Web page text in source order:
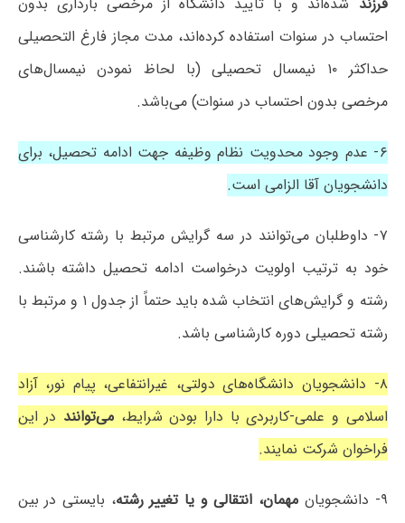
احتساب در سنوات استفاده کرده‌اند، مدت مجاز فارغ التحصیلی
حداکثر ۱۰ نیمسال تحصیلی (با لحاظ نمودن نیمسال‌های
مرخصی بدون احتساب در سنوات) می‌باشد.
۶- عدم وجود محدویت نظام وظیفه جهت ادامه تحصیل، برای
دانشجویان آقا الزامی است.
۷- داوطلبان می‌توانند در سه گرایش مرتبط با رشته کارشناسی
خود به ترتیب اولویت درخواست ادامه تحصیل داشته باشند.
رشته و گرایش‌های انتخاب شده باید حتماً از جدول ۱ و مرتبط با
رشته تحصیلی دوره کارشناسی باشد.
۸- دانشجویان دانشگاه‌های دولتی، غیرانتفاعی، پیام نور، آزاد
اسلامی و علمی-کاربردی با دارا بودن شرایط،می‌توانند در این
فراخوان شرکت نمایند.
۹- دانشجویان مهمان، انتقالی و یا تغییر رشته، بایستی در بین